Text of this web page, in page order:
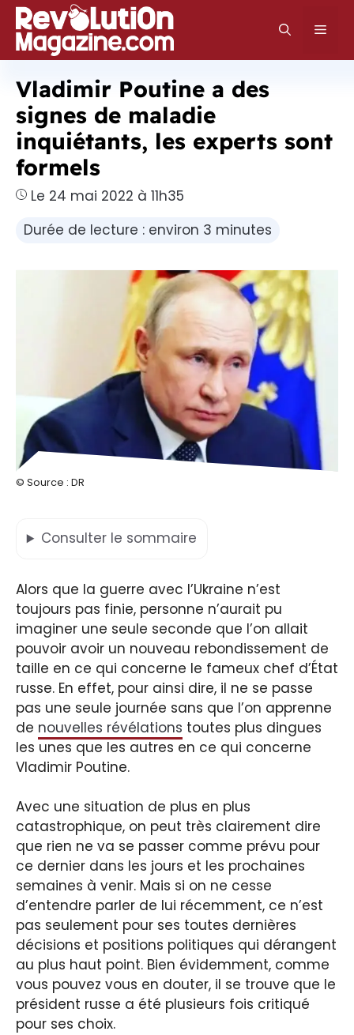
Aller
au
contenu
Vladimir Poutine a des
signes de maladie
inquiétants, les experts sont
formels
Le 24 mai 2022 à 11h35
Durée de lecture : environ 3 minutes
© Source : DR
Consulter le sommaire
Alors que la guerre avec l’Ukraine n’est
toujours pas finie, personne n’aurait pu
imaginer une seule seconde que l’on allait
pouvoir avoir un nouveau rebondissement de
taille en ce qui concerne le fameux chef d’État
russe. En effet, pour ainsi dire, il ne se passe
pas une seule journée sans que l’on apprenne
de nouvelles révélations toutes plus dingues
les unes que les autres en ce qui concerne
Vladimir Poutine.
Avec une situation de plus en plus
catastrophique, on peut très clairement dire
que rien ne va se passer comme prévu pour
ce dernier dans les jours et les prochaines
semaines à venir. Mais si on ne cesse
d’entendre parler de lui récemment, ce n’est
pas seulement pour ses toutes dernières
décisions et positions politiques qui dérangent
au plus haut point. Bien évidemment, comme
vous pouvez vous en douter, il se trouve que le
président russe a été plusieurs fois critiqué
pour ses choix.